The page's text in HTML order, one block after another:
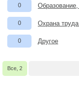
0
0 Охрана труда
0 Другое
Все, 2